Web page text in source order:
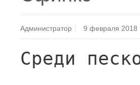
Администратор 9 февраля 2018
Среди